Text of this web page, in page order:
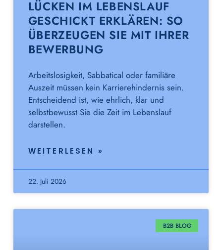
LÜCKEN IM LEBENSLAUF
GESCHICKT ERKLÄREN: SO
ÜBERZEUGEN SIE MIT IHRER
BEWERBUNG
Arbeitslosigkeit, Sabbatical oder familiäre
Auszeit müssen kein Karrierehindernis sein.
Entscheidend ist, wie ehrlich, klar und
selbstbewusst Sie die Zeit im Lebenslauf
darstellen.
WEITERLESEN »
22. Juli 2026
B2B BLOG